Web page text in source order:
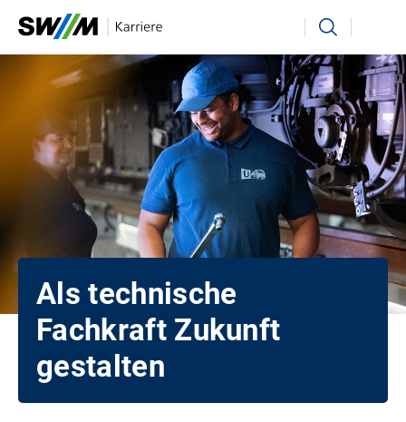
Ihr Suchbegriff Suchen
Als technische
Fachkraft Zukunft
gestalten